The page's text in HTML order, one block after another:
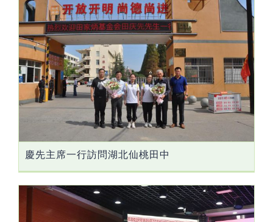
慶先主席一行訪問湖北仙桃田中